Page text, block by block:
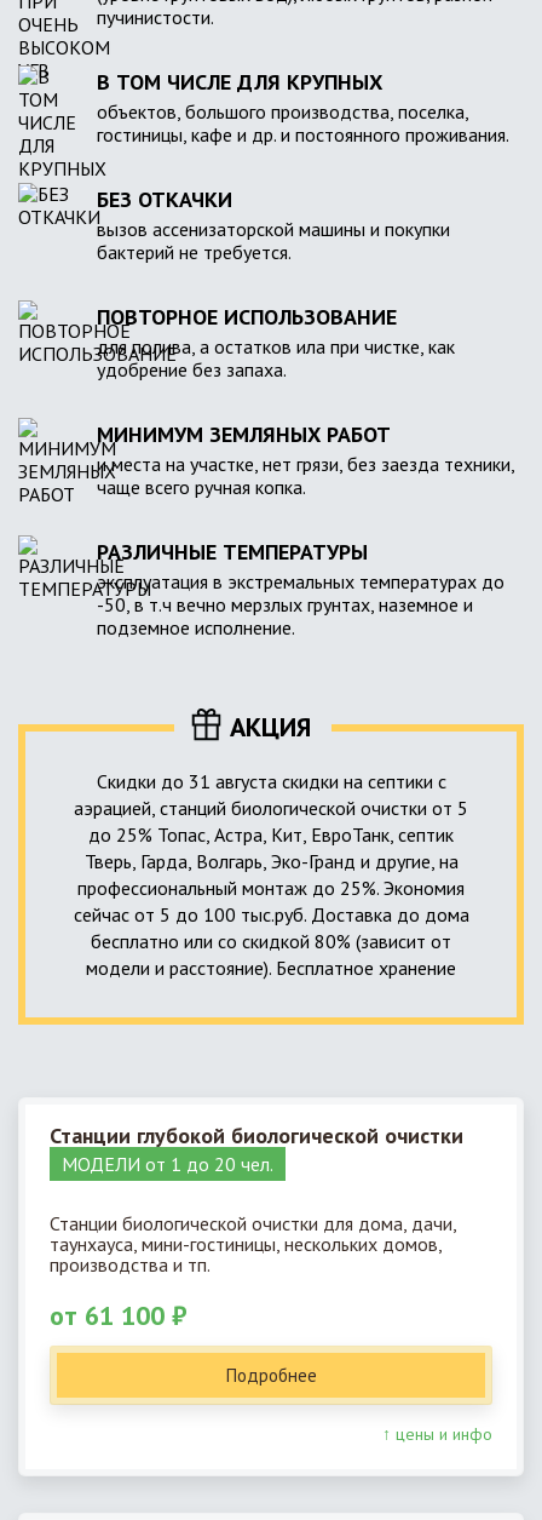
пучинистости.
В ТОМ ЧИСЛЕ ДЛЯ КРУПНЫХ
объектов, большого производства, поселка,
гостиницы, кафе и др. и постоянного проживания.
БЕЗ ОТКАЧКИ
вызов ассенизаторской машины и покупки
бактерий не требуется.
ПОВТОРНОЕ ИСПОЛЬЗОВАНИЕ
для полива, а остатков ила при чистке, как
удобрение без запаха.
МИНИМУМ ЗЕМЛЯНЫХ РАБОТ
и места на участке, нет грязи, без заезда техники,
чаще всего ручная копка.
РАЗЛИЧНЫЕ ТЕМПЕРАТУРЫ
эксплуатация в экстремальных температурах до
-50, в т.ч вечно мерзлых грунтах, наземное и
подземное исполнение.
АКЦИЯ
Скидки до 31 августа скидки на септики с
аэрацией, станций биологической очистки от 5
до 25% Топас, Астра, Кит, ЕвроТанк, септик
Тверь, Гарда, Волгарь, Эко-Гранд и другие, на
профессиональный монтаж до 25%. Экономия
сейчас от 5 до 100 тыс.руб. Доставка до дома
бесплатно или со скидкой 80% (зависит от
модели и расстояние). Бесплатное хранение
Станции глубокой биологической очистки
МОДЕЛИ от 1 до 20 чел.
Станции биологической очистки для дома, дачи,
таунхауса, мини-гостиницы, нескольких домов,
производства и тп.
от 61 100 ₽
Подробнее
↑ цены и инфо